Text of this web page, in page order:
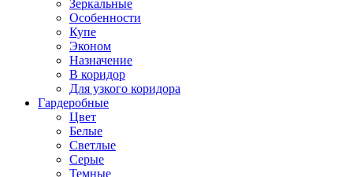
Зеркальные
Особенности
Купе
Эконом
Назначение
В коридор
Для узкого коридора
Гардеробные
Цвет
Белые
Светлые
Серые
Темные